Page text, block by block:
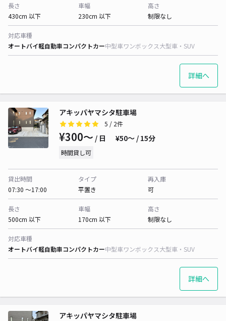
長さ
430cm 以下
車幅
230cm 以下
高さ
制限なし
対応車種
オートバイ軽自動車コンパクトカー中型車ワンボックス大型車・SUV
詳細へ
アキッパヤマシタ駐車場
5 / 2件
¥300〜 / 日 ¥50〜 / 15分
時間貸し可
貸出時間
07:30 〜17:00
タイプ
平置き
再入庫
可
長さ
500cm 以下
車幅
170cm 以下
高さ
制限なし
対応車種
オートバイ軽自動車コンパクトカー中型車ワンボックス大型車・SUV
詳細へ
アキッパヤマシタ駐車場